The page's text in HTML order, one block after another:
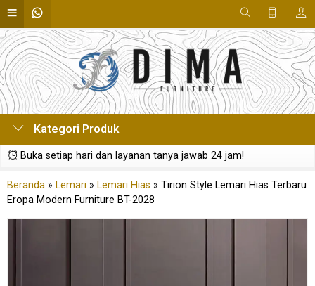
Kategori Produk
Buka setiap hari dan layanan tanya jawab 24 jam!
Beranda » Lemari » Lemari Hias » Tirion Style Lemari Hias Terbaru
Eropa Modern Furniture BT-2028